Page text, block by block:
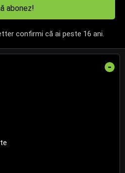
abonez!
confirmi că ai peste 16 ani.
-